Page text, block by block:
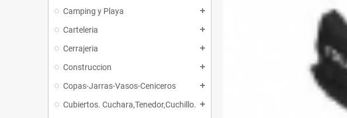
Camping y Playa add
Carteleria add
Cerrajeria add
Construccion add
Copas-Jarras-Vasos-Ceniceros add
Cubiertos. Cuchara,Tenedor,Cuchillo. add